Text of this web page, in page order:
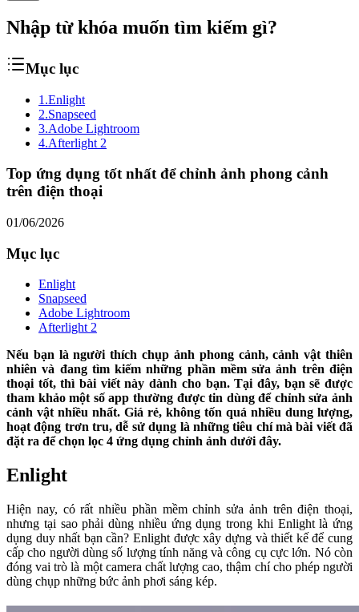
Nhập từ khóa muốn tìm kiếm gì?
Mục lục
1.Enlight
2.Snapseed
3.Adobe Lightroom
4.Afterlight 2
Top ứng dụng tốt nhất để chỉnh ảnh phong cảnh
trên điện thoại
01/06/2026
Mục lục
Enlight
Snapseed
Adobe Lightroom
Afterlight 2
Nếu bạn là người thích chụp ảnh phong cảnh, cảnh vật thiên
nhiên và đang tìm kiếm những phần mềm sửa ảnh trên điện
thoại tốt, thì bài viết này dành cho bạn. Tại đây, bạn sẽ được
tham khảo một số app thường được tin dùng để chỉnh sửa ảnh
cảnh vật nhiều nhất. Giá rẻ, không tốn quá nhiều dung lượng,
hoạt động trơn tru, dễ sử dụng là những tiêu chí mà bài viết đã
đặt ra để chọn lọc 4 ứng dụng chỉnh ảnh dưới đây.
Enlight
Hiện nay, có rất nhiều phần mềm chỉnh sửa ảnh trên điện thoại,
nhưng tại sao phải dùng nhiều ứng dụng trong khi Enlight là ứng
dụng duy nhất bạn cần? Enlight được xây dựng và thiết kế để cung
cấp cho người dùng số lượng tính năng và công cụ cực lớn. Nó còn
đóng vai trò là một camera chất lượng cao, thậm chí cho phép người
dùng chụp những bức ảnh phơi sáng kép.